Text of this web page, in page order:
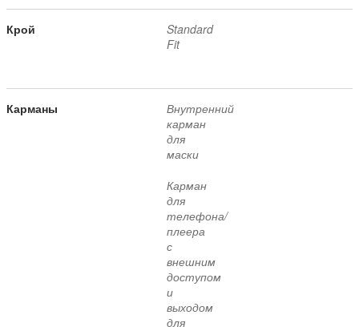
Крой
Standard
Fit
Карманы
Внутренний
карман
для
маски
Карман
для
телефона/
плеера
с
внешним
доступом
и
выходом
для